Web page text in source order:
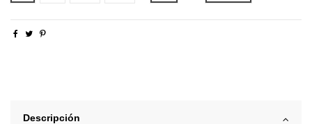
Descripción